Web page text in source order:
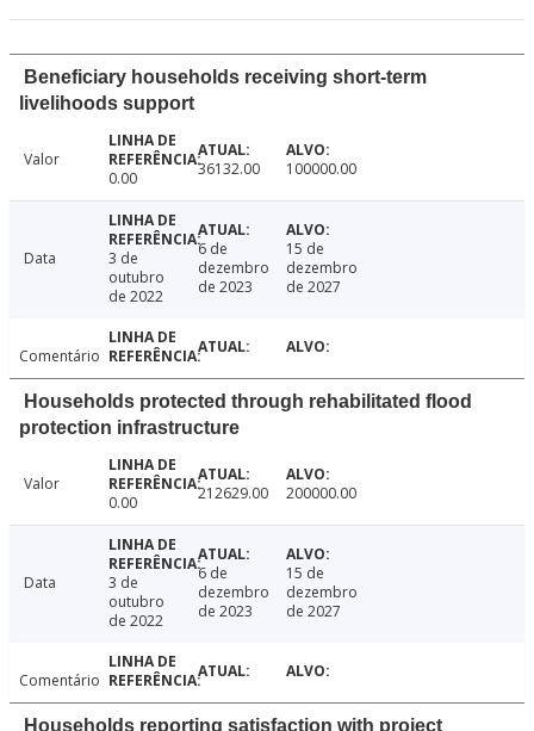
Beneficiary households receiving short-term
livelihoods support
Valor
0.00
36132.00 100000.00
Data
3 de
outubro
de 2022
6 de
dezembro
de 2023
15 de
dezembro
de 2027
Comentário
Households protected through rehabilitated flood
protection infrastructure
Valor
0.00
212629.00 200000.00
Data
3 de
outubro
de 2022
6 de
dezembro
de 2023
15 de
dezembro
de 2027
Comentário
Households reporting satisfaction with project